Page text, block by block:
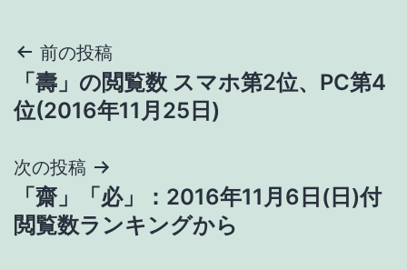
投
稿
ビ
ゲ
前の投稿
「壽」の閲覧数 スマホ第2位、PC第4
位(2016年11月25日)
次の投稿
「齋」「必」：2016年11月6日(日)付
閲覧数ランキングから